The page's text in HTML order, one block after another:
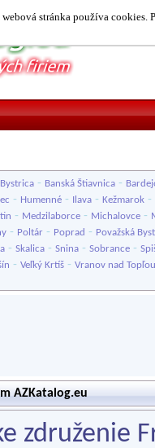
webová stránka používa cookies.
- Banská Štiavnica -
- Humenné - Ilava - Kežmarok -
- Medzilaborce - Michalovce -
- Poltár - Poprad - Považská
- Skalica - Snina - Sobrance -
- Veľký Krtíš - Vranov nad Topľou
AZKatalog.eu
združenie